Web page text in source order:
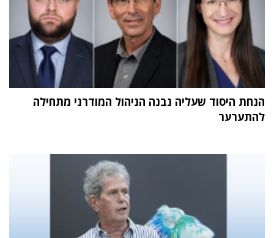
הנחת היסוד שעליה נבנה הניהול המודרני מתחילה
להתערער